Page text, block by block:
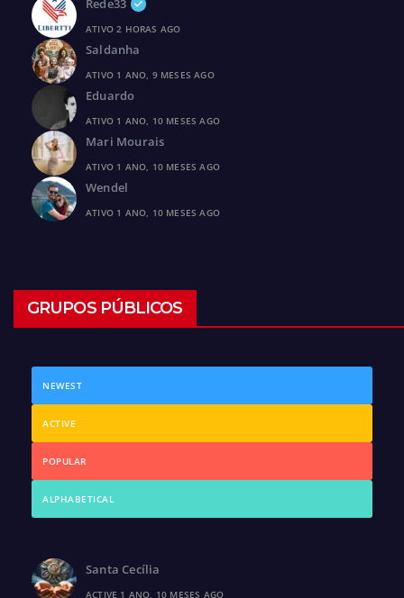
Rede33
ATIVO 2 HORAS AGO
Saldanha
ATIVO 1 ANO, 9 MESES AGO
Eduardo
ATIVO 1 ANO, 10 MESES AGO
Mari Mourais
ATIVO 1 ANO, 10 MESES AGO
Wendel
ATIVO 1 ANO, 10 MESES AGO
GRUPOS PÚBLICOS
NEWEST
ACTIVE
POPULAR
ALPHABETICAL
Santa Cecília
ACTIVE 1 ANO, 10 MESES AGO